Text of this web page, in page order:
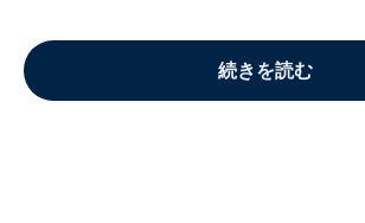
続きを読む